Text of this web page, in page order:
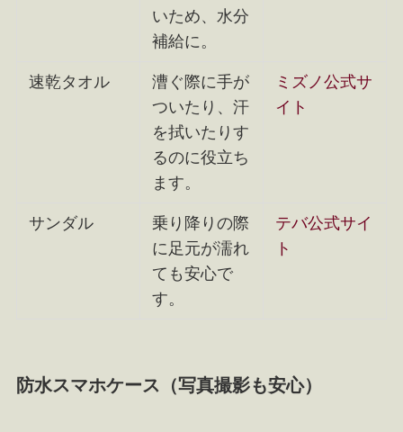
いため、水分
補給に。
速乾タオル
漕ぐ際に手が
ついたり、汗
を拭いたりす
るのに役立ち
ます。
ミズノ公式サ
イト
サンダル
乗り降りの際
に足元が濡れ
ても安心で
す。
テバ公式サイ
ト
防水スマホケース（写真撮影も安心）